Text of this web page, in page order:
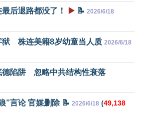
后退路都没了！ ▶️ 📝 2026/6/18
狱 株连美籍8岁幼童当人质 2026/6/18
德陷阱 忽略中共结构性衰落
”言论 官媒删除 📝 2026/6/18 (49,138